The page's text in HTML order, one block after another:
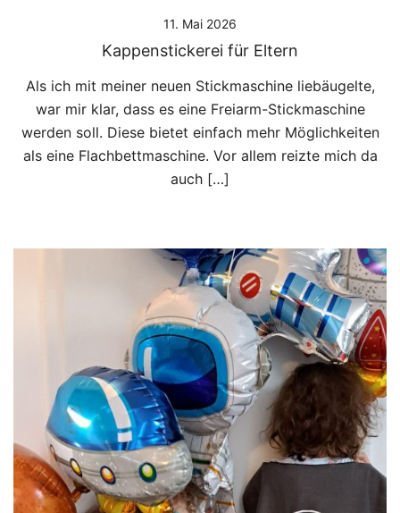
11. Mai 2026
Kappenstickerei für Eltern
Als ich mit meiner neuen Stickmaschine liebäugelte,
war mir klar, dass es eine Freiarm-Stickmaschine
werden soll. Diese bietet einfach mehr Möglichkeiten
als eine Flachbettmaschine. Vor allem reizte mich da
auch […]